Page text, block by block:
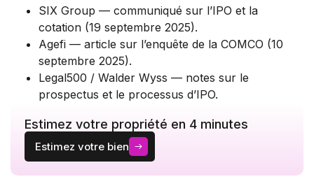
SIX Group — communiqué sur l’IPO et la
cotation (19 septembre 2025).
Agefi — article sur l’enquête de la COMCO (10
septembre 2025).
Legal500 / Walder Wyss — notes sur le
prospectus et le processus d’IPO.
Estimez votre propriété en 4 minutes
Estimez votre bien